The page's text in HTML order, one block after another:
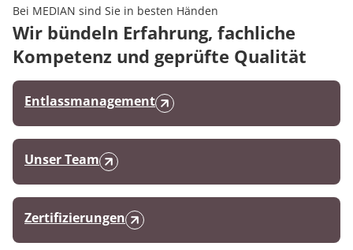
Bei MEDIAN sind Sie in besten Händen
Wir bündeln Erfahrung, fachliche
Kompetenz und geprüfte Qualität
Entlassmanagement
Unser Team
Zertifizierungen